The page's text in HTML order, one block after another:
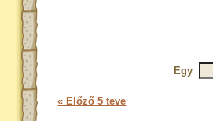
Egy
« Előző 5 teve